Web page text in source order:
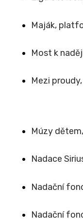
Maják,
Most k
Mezi
Múzy
Nadace
Nadační
Nadační